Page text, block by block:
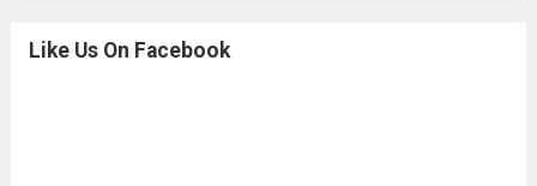
Like Us On Facebook